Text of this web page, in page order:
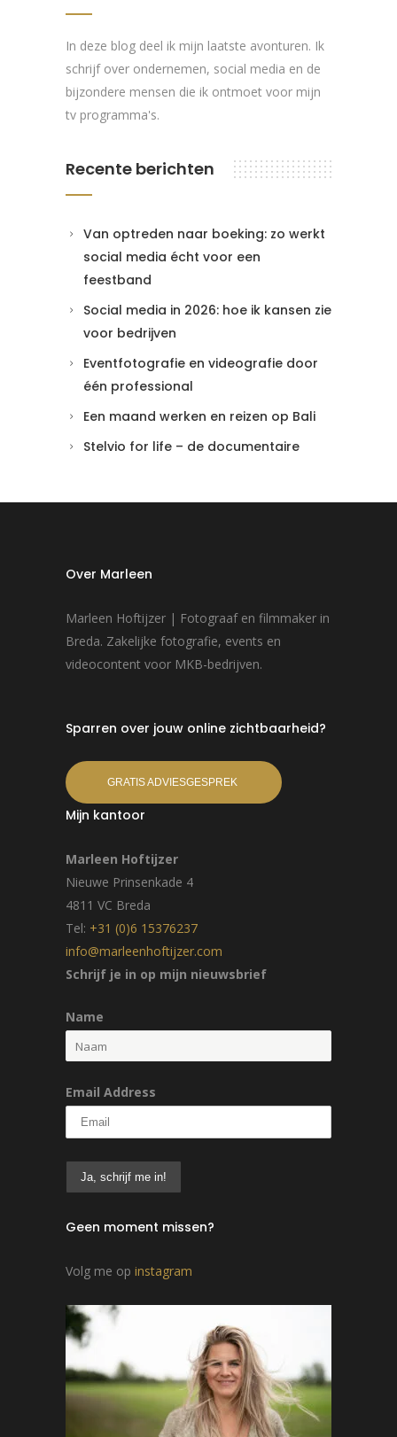
In deze blog deel ik mijn laatste avonturen. Ik
schrijf over ondernemen, social media en de
bijzondere mensen die ik ontmoet voor mijn
tv programma's.
Recente berichten
Van optreden naar boeking: zo werkt
social media écht voor een
feestband
Social media in 2026: hoe ik kansen zie
voor bedrijven
Eventfotografie en videografie door
één professional
Een maand werken en reizen op Bali
Stelvio for life – de documentaire
Over Marleen
Marleen Hoftijzer | Fotograaf en filmmaker in
Breda. Zakelijke fotografie, events en
videocontent voor MKB-bedrijven.
Sparren over jouw online zichtbaarheid?
GRATIS ADVIESGESPREK
Mijn kantoor
Marleen Hoftijzer
Nieuwe Prinsenkade 4
4811 VC Breda
Tel: +31 (0)6 15376237
info@marleenhoftijzer.com
Schrijf je in op mijn nieuwsbrief
Name
Email Address
Geen moment missen?
Volg me op instagram